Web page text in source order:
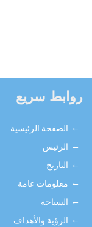
روابط سريع
الصفحة الرئيسية
الرئيس
التاريخ
معلومات عامة
السياحة
الرؤية والأهداف